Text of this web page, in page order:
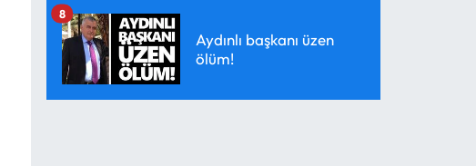
Aydınlı başkanı üzen
ölüm!
8